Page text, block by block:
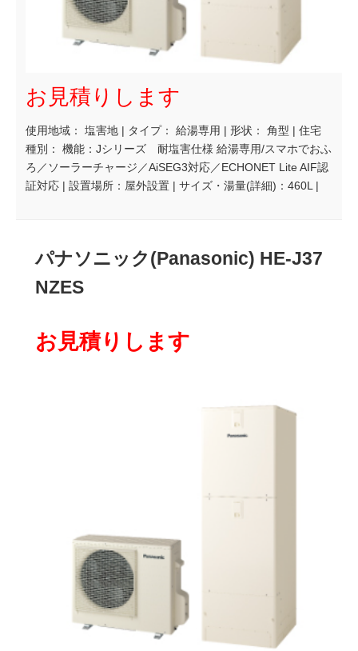
お見積りします
使用地域： 塩害地 | タイプ： 給湯専用 | 形状： 角型 | 住宅
種別： 機能：Jシリーズ 耐塩害仕様 給湯専用/スマホでおふ
ろ／ソーラーチャージ／AiSEG3対応／ECHONET Lite AIF認
証対応 | 設置場所：屋外設置 | サイズ・湯量(詳細)：460L |
パナソニック(Panasonic) HE-J37
NZES
お見積りします